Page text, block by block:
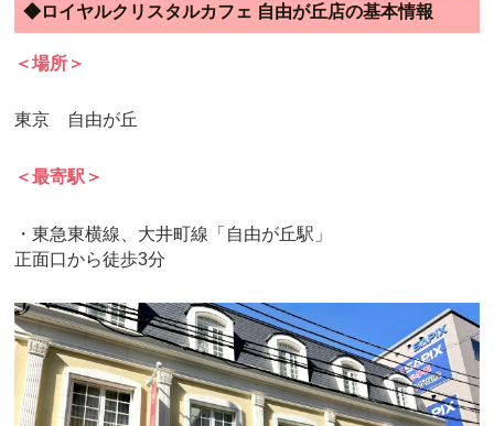
◆ロイヤルクリスタルカフェ 自由が丘店の基本情報
＜場所＞
東京 自由が丘
＜最寄駅＞
・東急東横線、大井町線「自由が丘駅」
正面口から徒歩3分